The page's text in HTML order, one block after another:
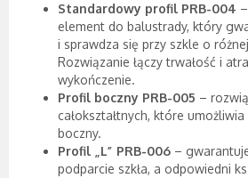
Standardowy profil PRB-004
element do balustrady, który
i sprawdza się przy szkle o
Rozwiązanie łączy trwałość i
wykończenie.
Profil boczny PRB-005 –
całokształtnych, które
boczny.
Profil „L” PRB-006 –
podparcie szkła, a odpowiedni